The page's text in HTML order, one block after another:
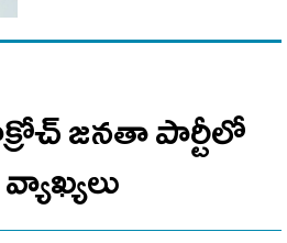
జనతా పార్టీలో